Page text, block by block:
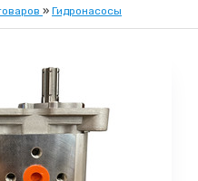
» Гидронасосы